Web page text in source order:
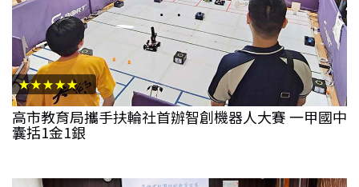
★★★★★
高市教育局攜手扶輪社首辦智創機器人大賽 一甲國中
囊括1金1銀